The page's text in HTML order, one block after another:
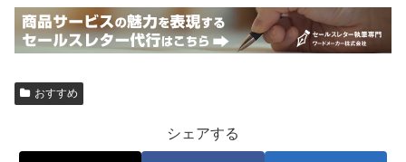
おすすめ
シェアする